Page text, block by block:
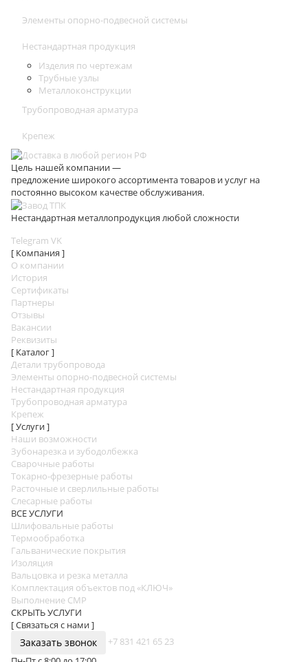
Элементы опорно-подвесной системы
Нестандартная продукция
Изделия по чертежам
Трубные узлы
Металлоконструкции
Трубопроводная арматура
Крепеж
Цель нашей компании —
предложение широкого ассортимента товаров и услуг на
постоянно высоком качестве обслуживания.
Нестандартная металлопродукция любой сложности
Telegram VK
[ Компания ]
О компании
История
Сертификаты
Партнеры
Отзывы
Вакансии
Реквизиты
[ Каталог ]
Детали трубопровода
Элементы опорно-подвесной системы
Нестандартная продукция
Трубопроводная арматура
Крепеж
[ Услуги ]
Наши возможности
Зубонарезка и зубодолбежка
Сварочные работы
Токарно-фрезерные работы
Расточные и сверлильные работы
Слесарные работы
ВСЕ УСЛУГИ
Шлифовальные работы
Термообработка
Гальванические покрытия
Изоляция
Вальцовка и резка металла
Комплектация объектов под «КЛЮЧ»
Выполнение СМР
СКРЫТЬ УСЛУГИ
[ Связаться с нами ]
Заказать звонок
+7 831 421 65 23